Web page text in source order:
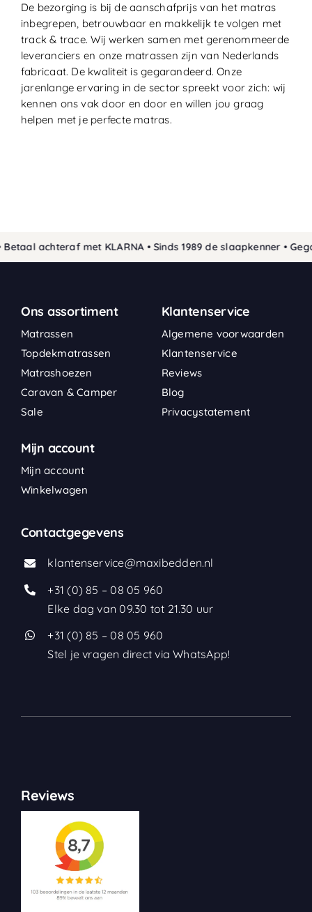
De bezorging is bij de aanschafprijs van het matras
inbegrepen, betrouwbaar en makkelijk te volgen met
track & trace. Wij werken samen met gerenommeerde
leveranciers en onze matrassen zijn van Nederlands
fabricaat. De kwaliteit is gegarandeerd. Onze
jarenlange ervaring in de sector spreekt voor zich: wij
kennen ons vak door en door en willen jou graag
helpen met je perfecte matras.
achteraf met KLARNA • Sinds 1989 de slaapkenner •
Ons assortiment
Matrassen
Topdekmatrassen
Matrashoezen
Caravan & Camper
Sale
Klantenservice
Algemene voorwaarden
Klantenservice
Reviews
Blog
Privacystatement
Mijn account
Mijn account
Winkelwagen
Contactgegevens
klantenservice@maxibedden.nl
+31 (0) 85 – 08 05 960
Elke dag van 09.30 tot 21.30 uur
+31 (0) 85 – 08 05 960
Stel je vragen direct via WhatsApp!
Reviews